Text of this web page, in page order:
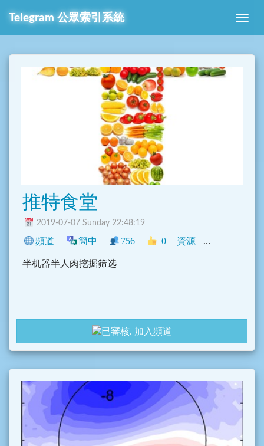
Telegram 公眾索引系統
推特食堂
2019-07-07 Sunday 22:48:19
頻道 簡中 756 0 資源 中文圈
半机器半人肉挖掘筛选
加入頻道